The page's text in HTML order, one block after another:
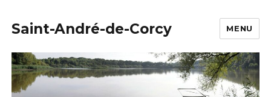
Saint-André-de-Corcy MENU